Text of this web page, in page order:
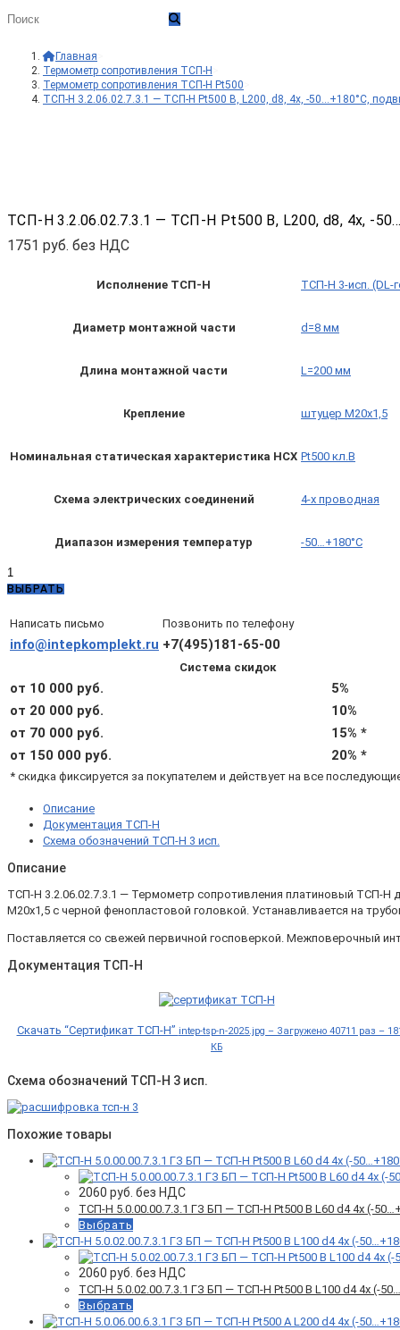
Главная
Термометр сопротивления ТСП-Н
Термометр сопротивления ТСП-Н Pt500
ТСП-Н 3.2.06.02.7.3.1 — ТСП-Н Pt500 B, L200, d8, 4х, -50…+180°С,
ТСП-Н 3.2.06.02.7.3.1 — ТСП-Н Pt500 B, L200, d8, 4х, -
1751 руб. без НДС
Исполнение ТСП-Н ТСП-Н 3-исп. (DL-
Диаметр монтажной части d=8 мм
Длина монтажной части L=200 мм
Крепление штуцер М20х1,5
Номинальная статическая характеристика НСХ Pt500 кл.B
Схема электрических соединений 4-х проводная
Диапазон измерения температур -50…+180°C
Количество
товара
Н
3.2.06.02.7.3.1
—
Н
B,
L200,
-50...+180°С,
штуцер
М20х1,5
ВЫБРАТЬ
Написать письмо Позвонить по телефону
info@intepkomplekt.ru +7(495)181-65-00
Система скидок
от 10 000 руб.
5%
от 20 000 руб.
10%
от 70 000 руб.
15% *
от 150 000 руб.
20% *
* скидка фиксируется за покупателем и действует на все
Описание
Документация ТСП-Н
Схема обозначений ТСП-Н 3 исп.
Описание
ТСП-Н 3.2.06.02.7.3.1 — Термометр сопротивления платиновый ТСП-Н
М20х1,5 с черной фенопластовой головкой. Устанавливается на
Поставляется со свежей первичной госповеркой. Межповерочный
Документация ТСП-Н
Скачать “Сертификат ТСП-Н” intep-tsp-n-2025.jpg – Загружено 40711 раз –
КБ
Схема обозначений ТСП-Н 3 исп.
Похожие товары
2060 руб. без НДС
ТСП-Н 5.0.00.00.7.3.1 ГЗ БП — ТСП-Н Pt500 B L60 d4 4x (-
Выбрать
2060 руб. без НДС
ТСП-Н 5.0.02.00.7.3.1 ГЗ БП — ТСП-Н Pt500 B L100 d4 4x (-
Выбрать